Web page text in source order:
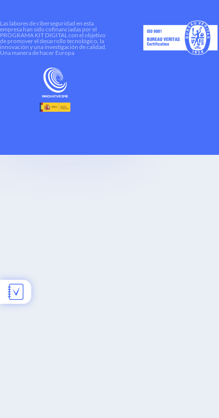
Las labores de ciberseguridad en esta
empresa han sido cofinanciadas por el
PROGRAMA KIT DIGITAL con el objetivo
de promover el desarrollo tecnológico, la
innovación y una investigación de calidad.
Una manera de hacer Europa